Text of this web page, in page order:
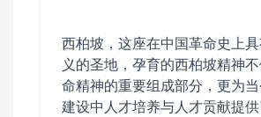
西柏坡，这座在中国革命史上
义的圣地，孕育的西柏坡精神
命精神的重要组成部分，更为
建设中人才培养与人才贡献提